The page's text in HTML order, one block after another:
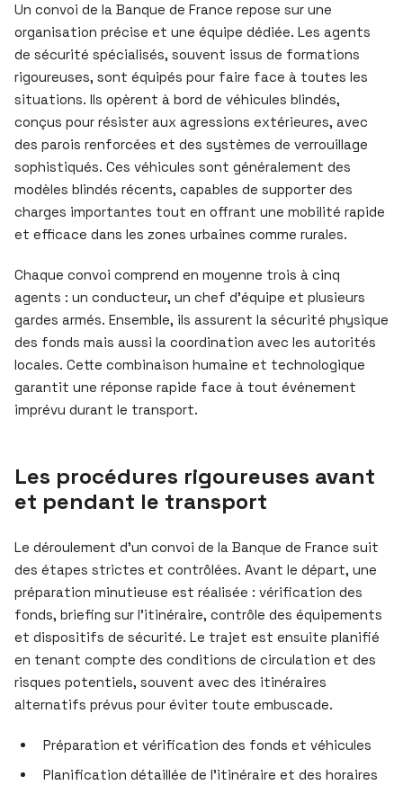
Un convoi de la Banque de France repose sur une
organisation précise et une équipe dédiée. Les agents
de sécurité spécialisés, souvent issus de formations
rigoureuses, sont équipés pour faire face à toutes les
situations. Ils opèrent à bord de véhicules blindés,
conçus pour résister aux agressions extérieures, avec
des parois renforcées et des systèmes de verrouillage
sophistiqués. Ces véhicules sont généralement des
modèles blindés récents, capables de supporter des
charges importantes tout en offrant une mobilité rapide
et efficace dans les zones urbaines comme rurales.
Chaque convoi comprend en moyenne trois à cinq
agents : un conducteur, un chef d’équipe et plusieurs
gardes armés. Ensemble, ils assurent la sécurité physique
des fonds mais aussi la coordination avec les autorités
locales. Cette combinaison humaine et technologique
garantit une réponse rapide face à tout événement
imprévu durant le transport.
Les procédures rigoureuses avant
et pendant le transport
Le déroulement d’un convoi de la Banque de France suit
des étapes strictes et contrôlées. Avant le départ, une
préparation minutieuse est réalisée : vérification des
fonds, briefing sur l’itinéraire, contrôle des équipements
et dispositifs de sécurité. Le trajet est ensuite planifié
en tenant compte des conditions de circulation et des
risques potentiels, souvent avec des itinéraires
alternatifs prévus pour éviter toute embuscade.
Préparation et vérification des fonds et véhicules
Planification détaillée de l’itinéraire et des horaires